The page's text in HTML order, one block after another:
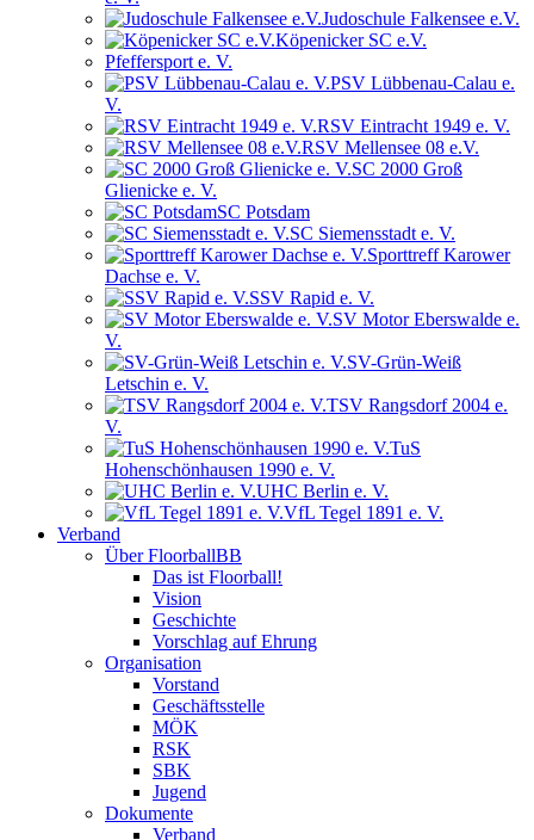
Judoschule Falkensee e.V.
Köpenicker SC e.V.
Pfeffersport e. V.
PSV Lübbenau-Calau e.
V.
RSV Eintracht 1949 e. V.
RSV Mellensee 08 e.V.
SC 2000 Groß
Glienicke e. V.
SC Potsdam
SC Siemensstadt e. V.
Sporttreff Karower
Dachse e. V.
SSV Rapid e. V.
SV Motor Eberswalde e.
V.
SV-Grün-Weiß
Letschin e. V.
TSV Rangsdorf 2004 e.
V.
TuS
Hohenschönhausen 1990 e. V.
UHC Berlin e. V.
VfL Tegel 1891 e. V.
Verband
Über FloorballBB
Das ist Floorball!
Vision
Geschichte
Vorschlag auf Ehrung
Organisation
Vorstand
Geschäftsstelle
MÖK
RSK
SBK
Jugend
Dokumente
Verband